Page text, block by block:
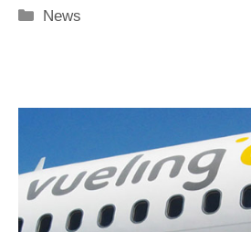
Categorie
News